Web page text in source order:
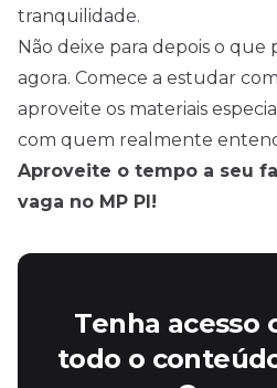
tranquilidade.
Não deixe para depois o
agora. Comece a estudar
aproveite os materiais
com quem realmente
Aproveite o tempo a seu
vaga no MP PI!
Tenha acesso
todo o